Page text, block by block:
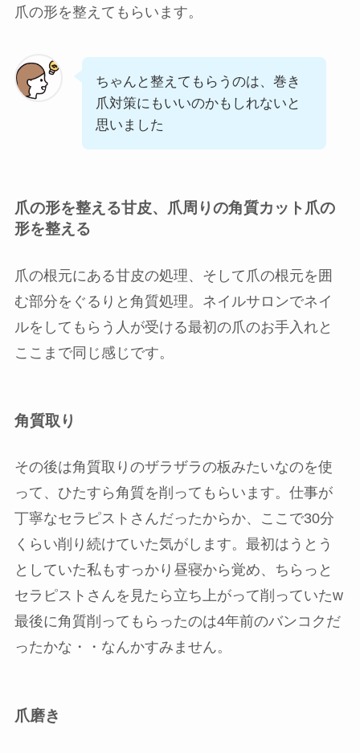
爪の形を整えてもらいます。
ちゃんと整えてもらうのは、巻き
爪対策にもいいのかもしれないと
思いました
爪の形を整える甘皮、爪周りの角質カット爪の
形を整える
爪の根元にある甘皮の処理、そして爪の根元を囲
む部分をぐるりと角質処理。ネイルサロンでネイ
ルをしてもらう人が受ける最初の爪のお手入れと
ここまで同じ感じです。
角質取り
その後は角質取りのザラザラの板みたいなのを使
って、ひたすら角質を削ってもらいます。仕事が
丁寧なセラピストさんだったからか、ここで30分
くらい削り続けていた気がします。最初はうとう
としていた私もすっかり昼寝から覚め、ちらっと
セラピストさんを見たら立ち上がって削っていたw
最後に角質削ってもらったのは4年前のバンコクだ
ったかな・・なんかすみません。
爪磨き